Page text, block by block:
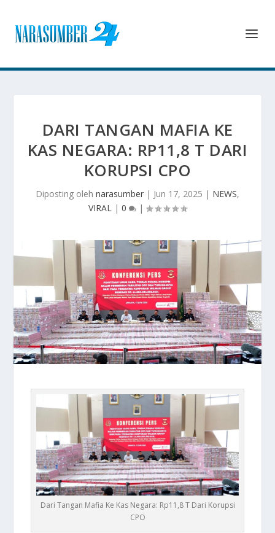
DARI TANGAN MAFIA KE
KAS NEGARA: RP11,8 T DARI
KORUPSI CPO
Diposting oleh narasumber | Jun 17, 2025 | NEWS,
VIRAL | 0 |
Dari Tangan Mafia Ke Kas Negara: Rp11,8 T Dari Korupsi
CPO